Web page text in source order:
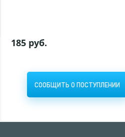
185 руб.
СООБЩИТЬ О ПОСТУПЛЕНИИ